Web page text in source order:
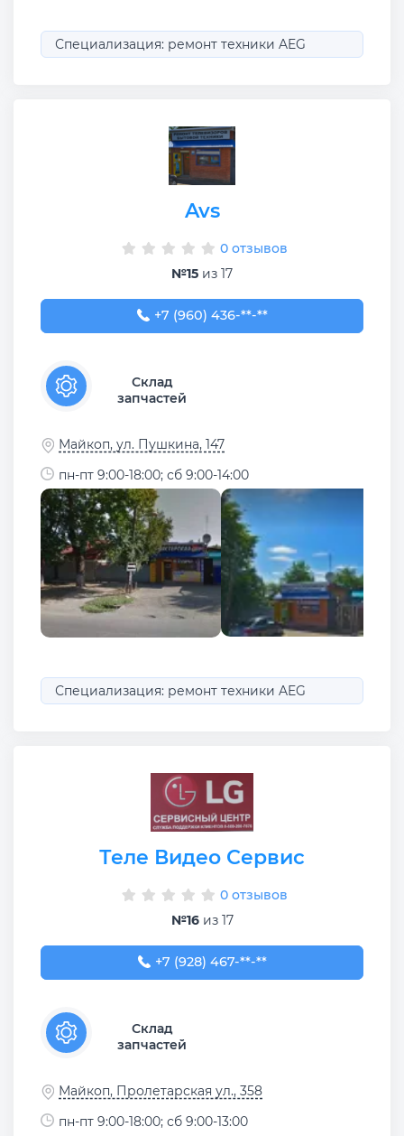
Специализация: ремонт техники AEG
Avs
0 отзывов
№15 из 17
+7 (960) 436-27-11
+7 (960) 436-**-**
Склад
запчастей
Майкоп, ул. Пушкина, 147
пн-пт 9:00-18:00; сб 9:00-14:00
Специализация: ремонт техники AEG
Теле Видео Сервис
0 отзывов
№16из 17
+7 (928) 467-70-07
+7 (928) 467-**-**
Склад
запчастей
Майкоп, Пролетарская ул., 358
пн-пт 9:00-18:00; сб 9:00-13:00